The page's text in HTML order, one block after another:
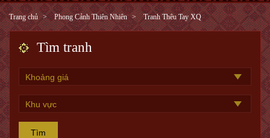
Trang chủ Phong Cảnh Thiên Nhiên Tranh Thêu Tay XQ
Tìm tranh
Tìm